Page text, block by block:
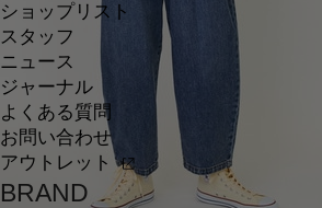
ショップリスト
スタッフ
ニュース
ジャーナル
よくある質問
お問い合わせ
アウトレット
BRAND